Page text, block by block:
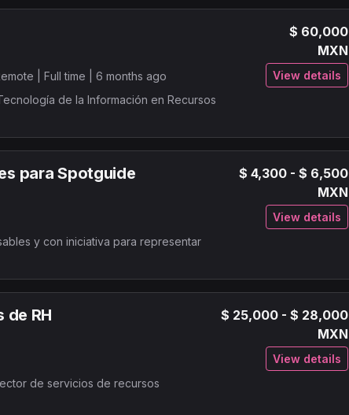
| Full time | 6 months ago
de la Información en Recursos
$ 60,000
MXN
View details
para Spotguide
y con iniciativa para representar
$ 4,300 - $ 6,500
MXN
View details
de RH
de servicios de recursos
$ 25,000 - $ 28,000
MXN
View details